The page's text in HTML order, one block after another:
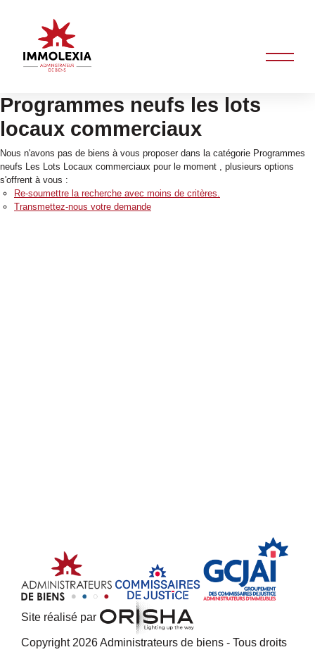
Programmes neufs les lots
locaux commerciaux
Nous n'avons pas de biens à vous proposer dans la catégorie Programmes
neufs Les Lots Locaux commerciaux pour le moment , plusieurs options
s'offrent à vous :
Re-soumettre la recherche avec moins de critères.
Transmettez-nous votre demande
Site réalisé par
Copyright 2026 Administrateurs de biens - Tous droits